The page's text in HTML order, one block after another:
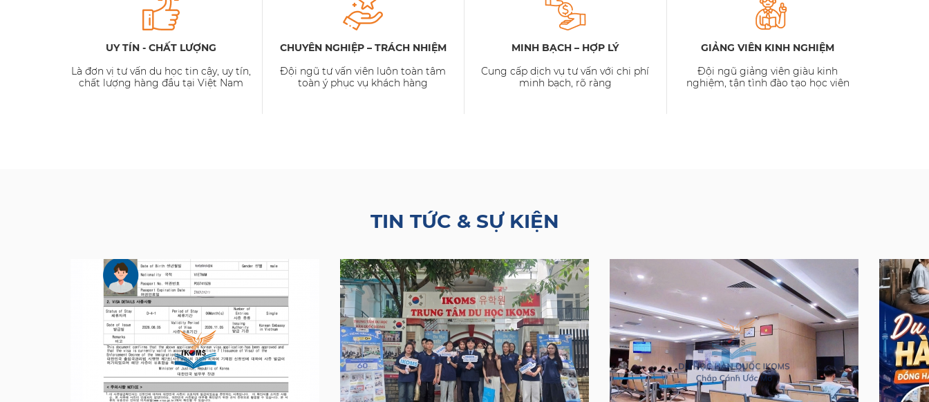
UY TÍN - CHẤT LƯỢNG
Là đơn vị tư vấn du học tin cậy, uy tín,
chất lượng hàng đầu tại Việt Nam
CHUYÊN NGHIỆP – TRÁCH NHIỆM
Đội ngũ tư vấn viên luôn toàn tâm
toàn ý phục vụ khách hàng
MINH BẠCH – HỢP LÝ
Cung cấp dịch vụ tư vấn với chi phí
minh bạch, rõ ràng
GIẢNG VIÊN KINH NGHIỆM
Đội ngũ giảng viên giàu kinh
nghiệm, tận tình đào tạo học viên
TIN TỨC & SỰ KIỆN